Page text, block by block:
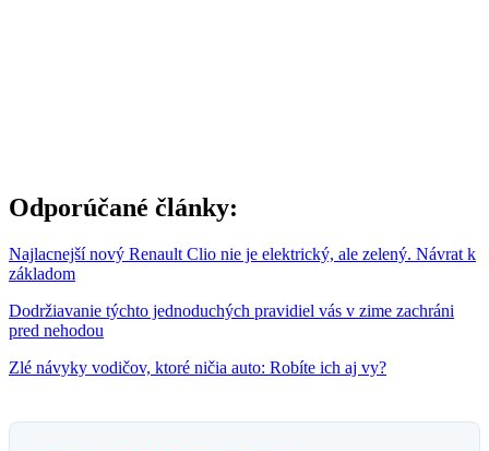
Odporúčané články:
Najlacnejší nový Renault Clio nie je elektrický, ale zelený. Návrat k
základom
Dodržiavanie týchto jednoduchých pravidiel vás v zime zachráni
pred nehodou
Zlé návyky vodičov, ktoré ničia auto: Robíte ich aj vy?